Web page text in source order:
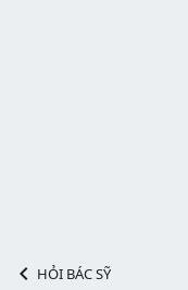
HỎI BÁC SỸ